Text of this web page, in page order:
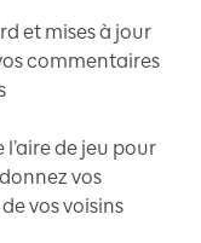
et mises à jour
commentaires
de jeu pour
vos
vos voisins